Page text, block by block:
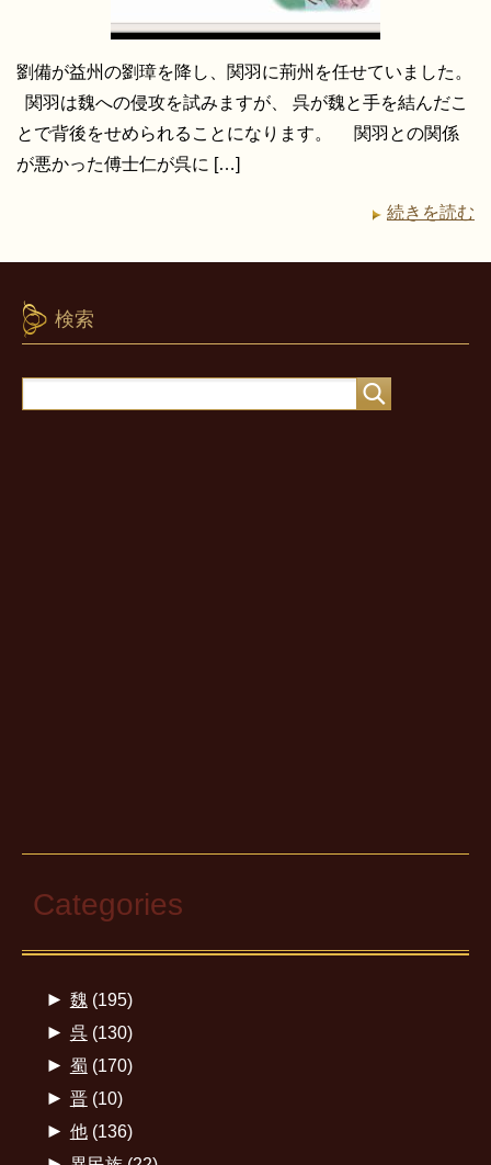
劉備が益州の劉璋を降し、関羽に荊州を任せていました。
関羽は魏への侵攻を試みますが、 呉が魏と手を結んだこ
とで背後をせめられることになります。 関羽との関係
が悪かった傅士仁が呉に […]
続きを読む
検索
Categories
► 魏 (195)
► 呉(130)
► 蜀 (170)
► 晋(10)
► 他(136)